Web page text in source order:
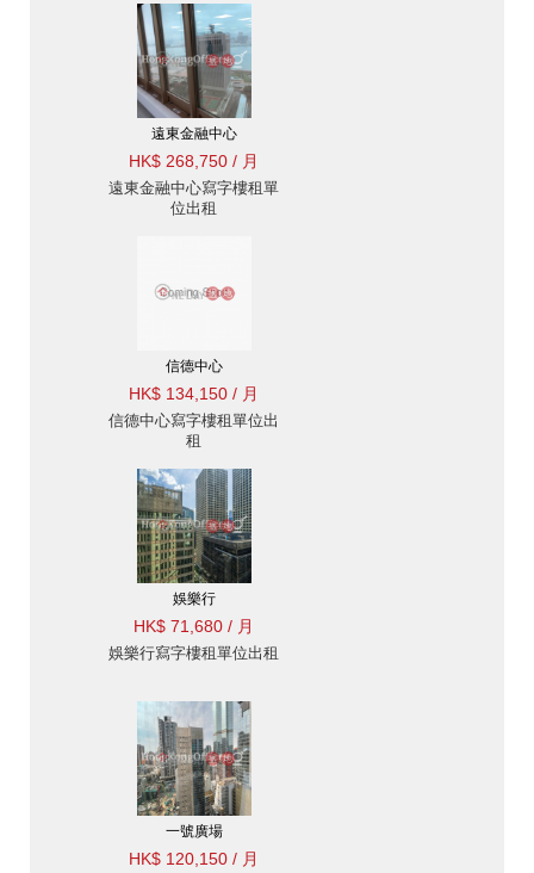
遠東金融中心
HK$ 268,750 / 月
遠東金融中心寫字樓租單
位出租
信德中心
HK$ 134,150 / 月
信德中心寫字樓租單位出
租
娛樂行
HK$ 71,680 / 月
娛樂行寫字樓租單位出租
一號廣場
HK$ 120,150 / 月